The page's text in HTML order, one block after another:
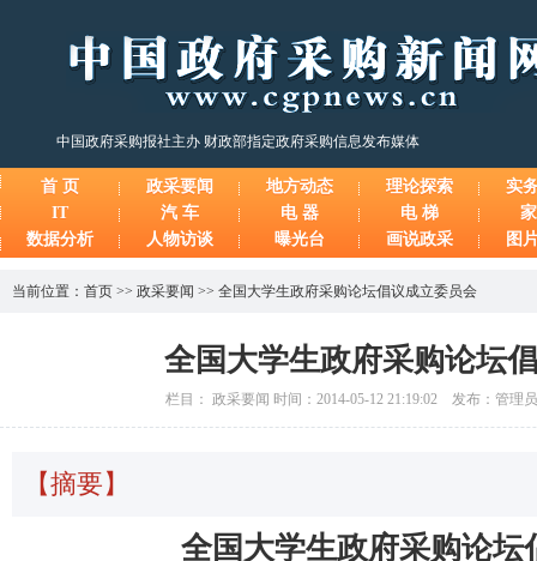
中国政府采购报社主办 财政部指定政府采购信息发布媒体
首 页 政采要闻 地方动态 理论探索
实
IT
汽 车 电 器 电 梯
数据分析
人物访谈 曝光台 画说政采 图
当前位置： 首页 >> 政采要闻 >> 全国大学生政府采购论坛倡议成立委员会
全国大学生政府采购论坛
栏目： 政采要闻 时间：2014-05-12 21:19:02 发布：管理
【摘要】
全国大学生政府采购论坛